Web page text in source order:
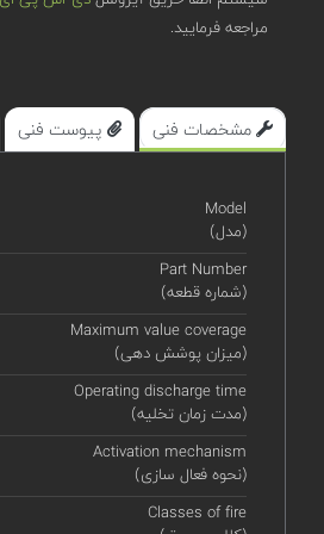
مراجعه فرمایید.
مشخصات فنی پیوست فنی
Model
(مدل)
Part Number
(شماره قطعه)
Maximum value coverage
(میزان پوشش دهی)
Operating discharge time
(مدت زمان تخلیه)
Activation mechanism
(نحوه فعال سازی)
Classes of fire